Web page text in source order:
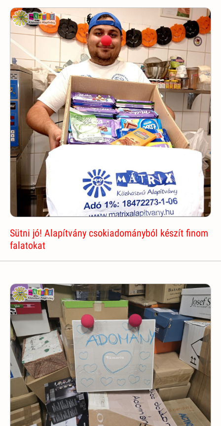
Sütni jó! Alapítvány csokiadományból készít finom
falatokat